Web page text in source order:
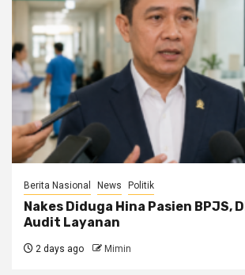
Berita Nasional News Politik
Nakes Diduga Hina Pasien BPJS,
Audit Layanan
2 days ago Mimin